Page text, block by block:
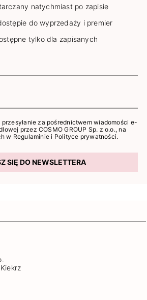
natychmiast po zapisie
do wyprzedaży i premier
tylko dla zapisanych
za pośrednictwem wiadomości e-
przez COSMO GROUP Sp. z o.o., na
w Regulaminie i Polityce prywatności.
SIĘ DO NEWSLETTERA